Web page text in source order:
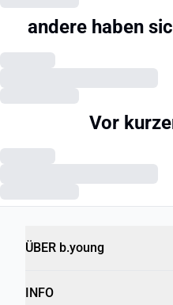
andere haben
Vor
ÜBER b.young
INFO